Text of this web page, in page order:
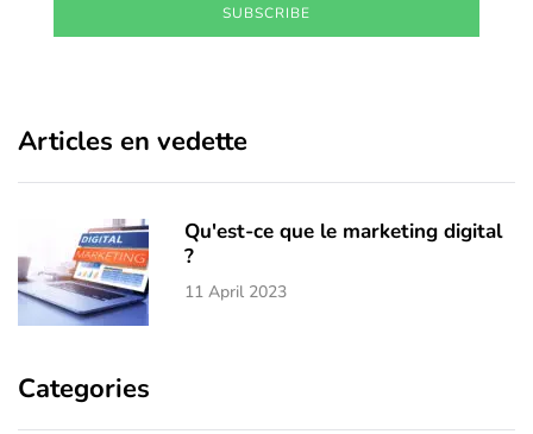
SUBSCRIBE
Articles en vedette
Qu'est-ce que le marketing digital
?
11 April 2023
Categories